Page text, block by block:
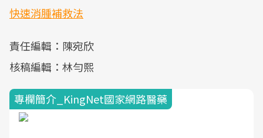
快速消腫補救法
責任編輯：陳宛欣
核稿編輯：林勻熙
專欄簡介_KingNet國家網路醫藥